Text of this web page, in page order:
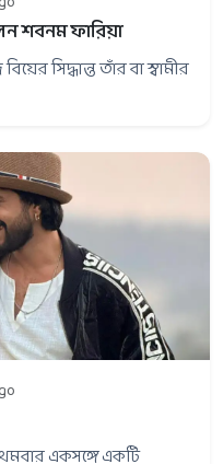
শবনম ফারিয়া
সিদ্ধান্ত তাঁর বা স্বামীর
একসঙ্গে একটি